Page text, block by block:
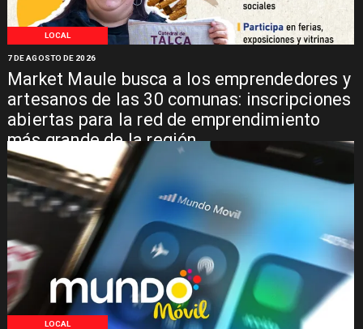
LOCAL
Market Maule busca a los emprendedores y
artesanos de las 30 comunas: inscripciones
abiertas para la red de emprendimiento
más grande de la región
7 DE AGOSTO DE 2026
LOCAL